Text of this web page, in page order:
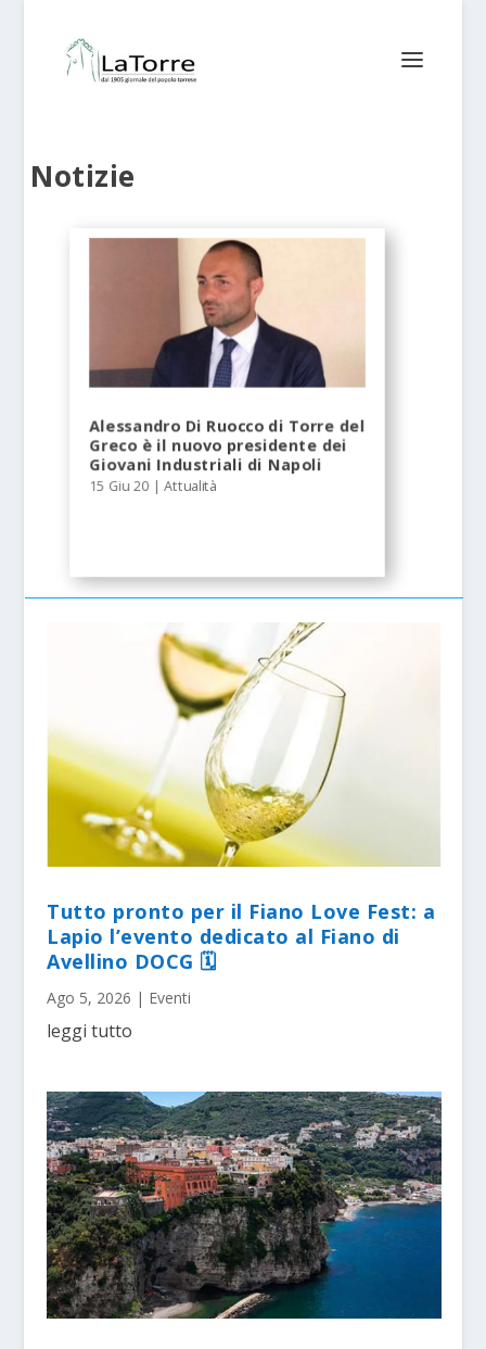
Notizie
Alessandro Di Ruocco di Torre del
Greco è il nuovo presidente dei
Giovani Industriali di Napoli
15 Giu 20 |Attualità
Tutto pronto per il Fiano Love Fest: a
Lapio l’evento dedicato al Fiano di
Avellino DOCG 🗓
Ago 5, 2026 | Eventi
leggi tutto